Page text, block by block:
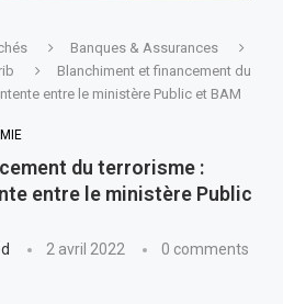
Banques & Assurances
Blanchiment et financement du
entre le ministère Public et BAM
du terrorisme :
entre le ministère Public
2 avril 2022 0 comments